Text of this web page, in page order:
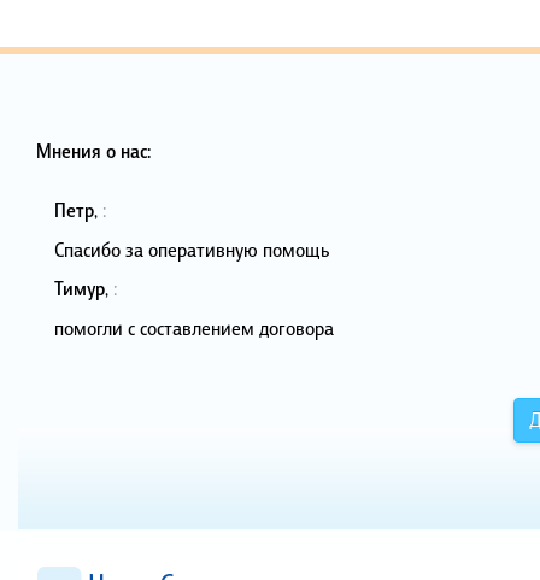
Мнения о нас:
Петр, :
Спасибо за оперативную помощь
Тимур, :
помогли с составлением договора